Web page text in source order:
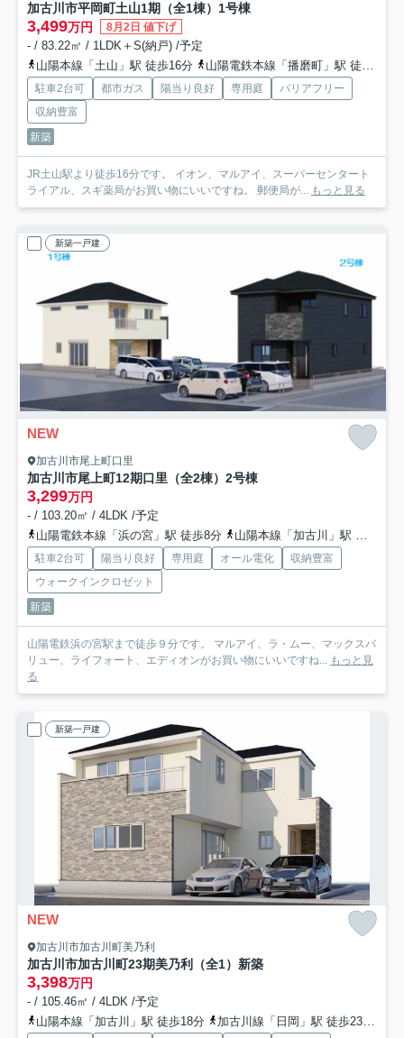
加古川市平岡町土山1期（全1棟）1号棟
3,499万円 8月2日 値下げ
- / 83.22㎡ / 1LDK＋S(納戸) /予定
山陽本線「土山」駅 徒歩16分
山陽電鉄本線「播磨町」駅 徒歩43分
駐車2台可 都市ガス 陽当り良好 専用庭
バリアフリー
収納豊富
新築
JR土山駅より徒歩16分です。 イオン、マルアイ、スーパーセンタート
ライアル、スギ薬局がお買い物にいいですね。 郵便局が... もっと見る
新築一戸建
NEW
加古川市尾上町口里
加古川市尾上町12期口里（全2棟）2号棟
3,299万円
- / 103.20㎡ / 4LDK /予定
山陽電鉄本線「浜の宮」駅 徒歩8分
山陽本線「加古川」駅 徒歩49分
駐車2台可 陽当り良好 専用庭 オール電化
収納豊富
ウォークインクロゼット
新築
山陽電鉄浜の宮駅まで徒歩９分です。 マルアイ、ラ・ムー、マックスバ
リュー、ライフォート、エディオンがお買い物にいいですね... もっと見
る
新築一戸建
NEW
加古川市加古川町美乃利
加古川市加古川町23期美乃利（全1）新築
3,398万円
- / 105.46㎡ / 4LDK /予定
山陽本線「加古川」駅 徒歩18分
加古川線「日岡」駅 徒歩23分